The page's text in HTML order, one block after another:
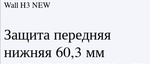
Wall H3 NEW
Защита передняя
нижняя 60,3 мм